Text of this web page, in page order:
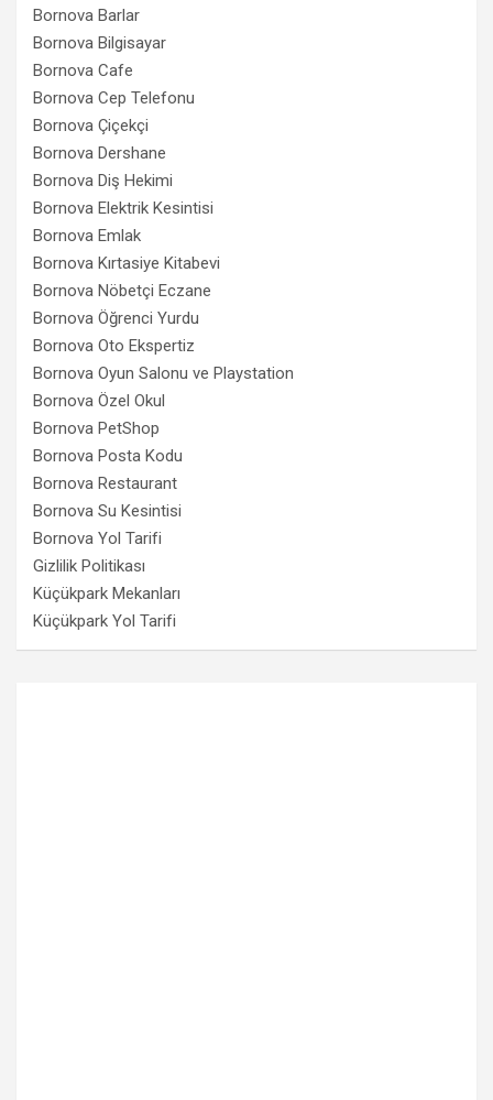
Bornova Barlar
Bornova Bilgisayar
Bornova Cafe
Bornova Cep Telefonu
Bornova Çiçekçi
Bornova Dershane
Bornova Diş Hekimi
Bornova Elektrik Kesintisi
Bornova Emlak
Bornova Kırtasiye Kitabevi
Bornova Nöbetçi Eczane
Bornova Öğrenci Yurdu
Bornova Oto Ekspertiz
Bornova Oyun Salonu ve Playstation
Bornova Özel Okul
Bornova PetShop
Bornova Posta Kodu
Bornova Restaurant
Bornova Su Kesintisi
Bornova Yol Tarifi
Gizlilik Politikası
Küçükpark Mekanları
Küçükpark Yol Tarifi